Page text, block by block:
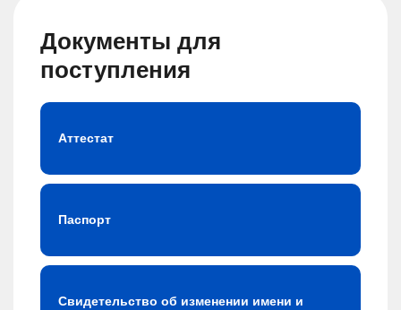
Документы для
поступления
Аттестат
Паспорт
Свидетельство об изменении имени и